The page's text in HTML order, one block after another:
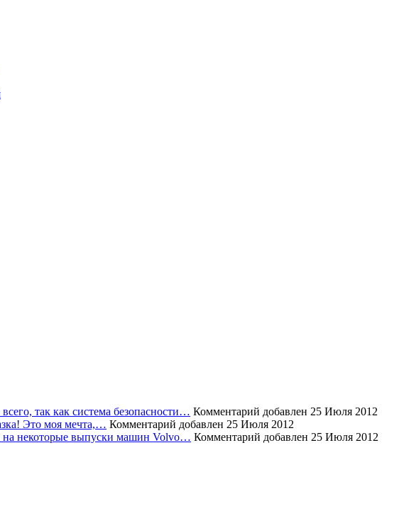
так как система безопасности… Комментарий добавлен 25 Июля 2012
Это моя мечта,… Комментарий добавлен 25 Июля 2012
на некоторые выпуски машин Volvo… Комментарий добавлен 25 Июля 2012